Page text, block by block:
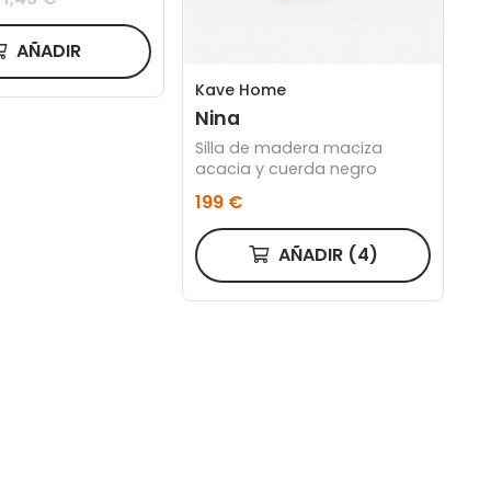
de
según el
AÑADIR
Kave Home
Nina
Silla de madera maciza
acacia y cuerda negro
199 €
AÑADIR (4)